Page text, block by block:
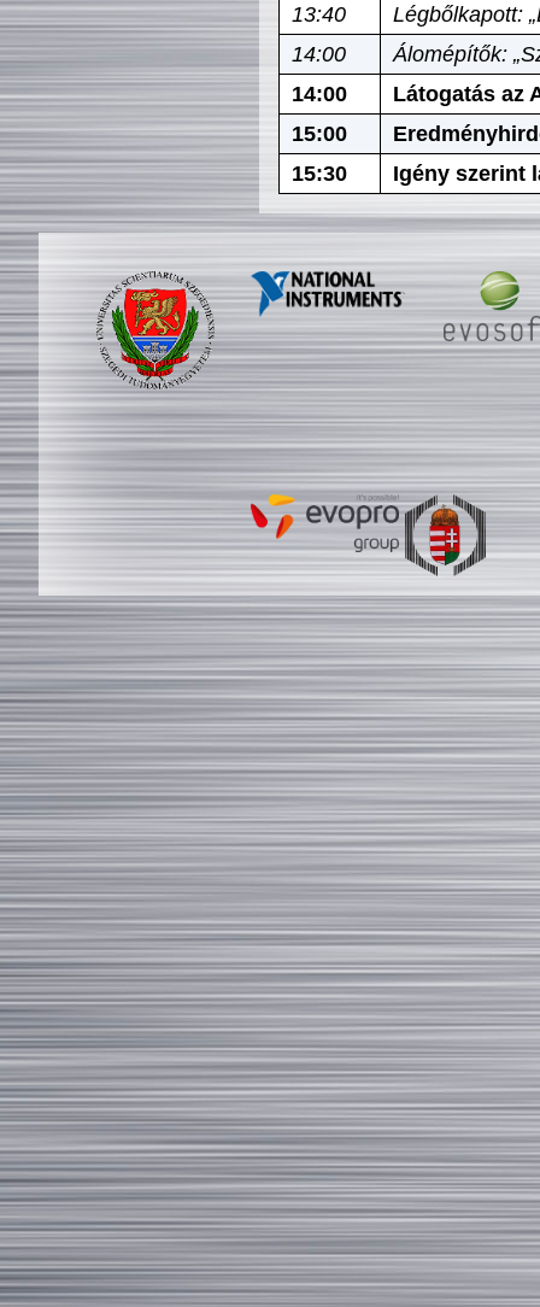
13:40
Légbőlkapott:
14:00
Álomépítők:
14:00
Látogatás az
15:00
15:30
Igény szerint